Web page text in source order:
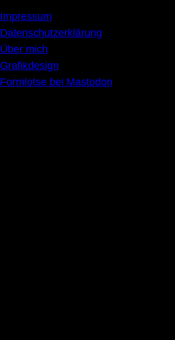
Impressum
Datenschutzerklärung
Über mich
Grafikdesign
Formlotse bei Mastodon